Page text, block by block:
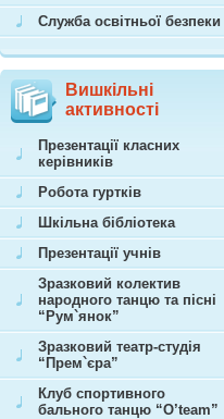
Служба освітньої безпеки
Вишкільні
активності
Презентації класних
керівників
Робота гуртків
Шкільна бібліотека
Презентації учнів
Зразковий колектив
народного танцю та пісні
“Рум`янок”
Зразковий театр-студія
“Прем`єра”
Клуб спортивного
бального танцю “O’team”